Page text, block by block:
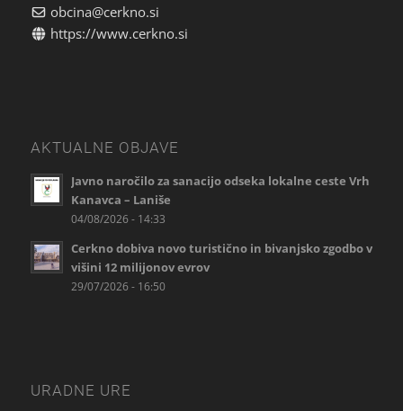
obcina@cerkno.si
https://www.cerkno.si
AKTUALNE OBJAVE
Javno naročilo za sanacijo odseka lokalne ceste Vrh
Kanavca – Laniše
04/08/2026 - 14:33
Cerkno dobiva novo turistično in bivanjsko zgodbo v
višini 12 milijonov evrov
29/07/2026 - 16:50
URADNE URE